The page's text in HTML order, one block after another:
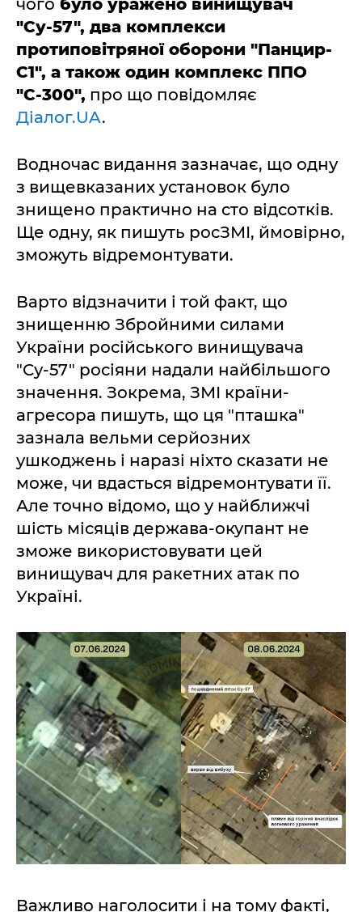
чого було уражено винищувач
"Су-57", два комплекси
протиповітряної оборони "Панцир-
С1", а також один комплекс ППО
"С-300", про що повідомляє
Діалог.UA.
Водночас видання зазначає, що одну
з вищевказаних установок було
знищено практично на сто відсотків.
Ще одну, як пишуть росЗМІ, ймовірно,
зможуть відремонтувати.
Варто відзначити і той факт, що
знищенню Збройними силами
України російського винищувача
"Су-57" росіяни надали найбільшого
значення. Зокрема, ЗМІ країни-
агресора пишуть, що ця "пташка"
зазнала вельми серйозних
ушкоджень і наразі ніхто сказати не
може, чи вдасться відремонтувати її.
Але точно відомо, що у найближчі
шість місяців держава-окупант не
зможе використовувати цей
винищувач для ракетних атак по
Україні.
Важливо наголосити і на тому факті,